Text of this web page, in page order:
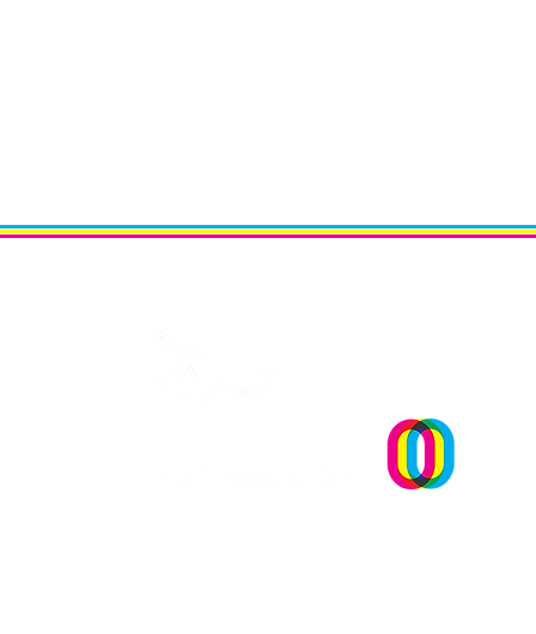
uma reflexão sobre plantar
sonhos" Andreia Dias